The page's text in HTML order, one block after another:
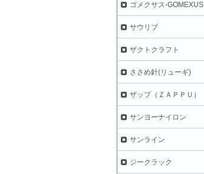
ゴメクサス-GOMEXUS
サウリブ
ザクトクラフト
ささめ針(リューギ)
ザップ（ＺＡＰＰＵ）
サンヨーナイロン
サンライン
ジークラック